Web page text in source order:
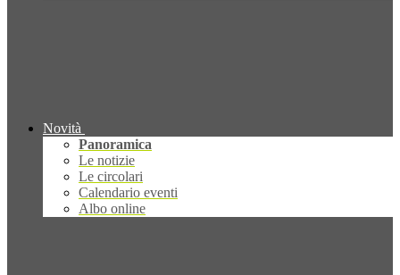
Novità
Panoramica
Le notizie
Le circolari
Calendario eventi
Albo online